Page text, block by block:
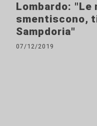
Lombardo:
smentiscono,
Sampdoria"
07/12/2019